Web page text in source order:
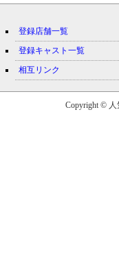
登録店舗一覧
登録キャスト一覧
相互リンク
Copyright © 人